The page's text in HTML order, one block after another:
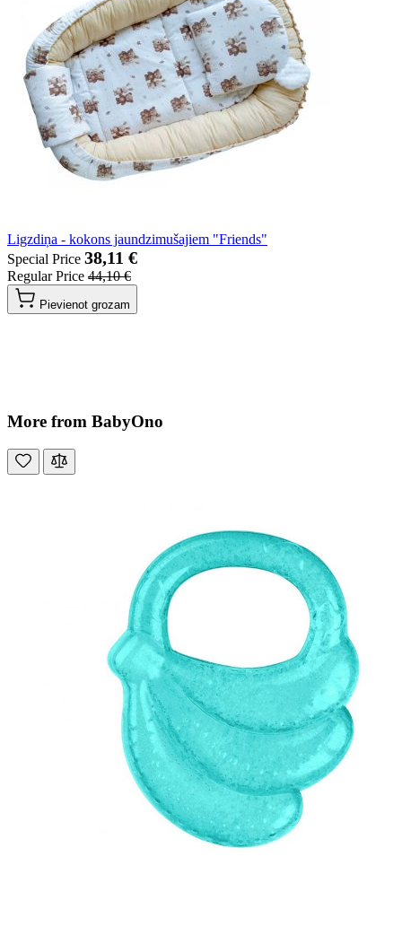
Ligzdiņa - kokons jaundzimušajiem "Friends"
Special Price 38,11 €
Regular Price 44,10 €
Pievienot grozam
More from BabyOno